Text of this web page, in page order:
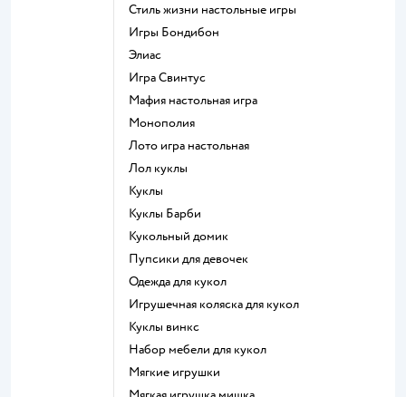
Стиль жизни настольные игры
Игры Бондибон
Элиас
Игра Свинтус
Мафия настольная игра
Монополия
Лото игра настольная
Лол куклы
Куклы
Куклы Барби
Кукольный домик
Пупсики для девочек
Одежда для кукол
Игрушечная коляска для кукол
Куклы винкс
Набор мебели для кукол
Мягкие игрушки